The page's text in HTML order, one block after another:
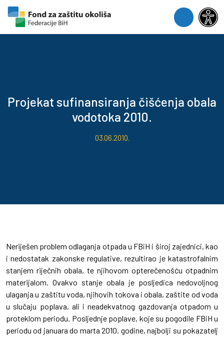
Skip to content
Skip to footer
Menu
Projekat sufinansiranja čišćenja obala
vodotoka 2010.
03.06.2010.
Neriješen problem odlaganja otpada u FBiH i široj zajednici, kao
i nedostatak zakonske regulative, rezultirao je katastrofalnim
stanjem riječnih obala, te njihovom opterečenošću otpadnim
materijalom. Ovakvo stanje obala je posljedica nedovoljnog
ulaganja u zaštitu voda, njihovih tokova i obala, zaštite od voda
u slučaju poplava, ali i neadekvatnog gazdovanja otpadom u
proteklom periodu. Posljednje poplave, koje su pogodile FBiH u
periodu od januara do marta 2010. godine, najbolji su pokazatelj